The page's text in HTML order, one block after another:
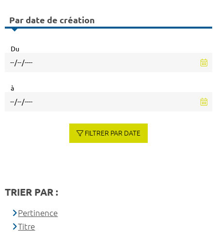
Par date de création
Du
à
FILTRER PAR DATE
TRIER PAR :
Pertinence
Titre